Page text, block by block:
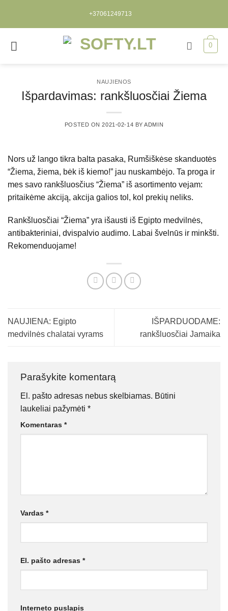
+37061249713
0
NAUJIENOS
Išpardavimas: rankšluosčiai Žiema
POSTED ON2021-02-14 BYADMIN
Nors už lango tikra balta pasaka, Rumšiškėse skanduotės
“Žiema, žiema, bėk iš kiemo!” jau nuskambėjo. Ta proga ir
mes savo rankšluosčius “Žiema” iš asortimento vejam:
pritaikėme akciją, akcija galios tol, kol prekių neliks.
Rankšluosčiai “Žiema” yra išausti iš Egipto medvilnės,
antibakteriniai, dvispalvio audimo. Labai švelnūs ir minkšti.
Rekomenduojame!
NAUJIENA: Egipto
medvilnės chalatai vyrams
IŠPARDUODAME:
rankšluosčiai Jamaika
Parašykite komentarą
El. pašto adresas nebus skelbiamas. Būtini
laukeliai pažymėti *
Komentaras *
Vardas *
El. pašto adresas *
Interneto puslapis